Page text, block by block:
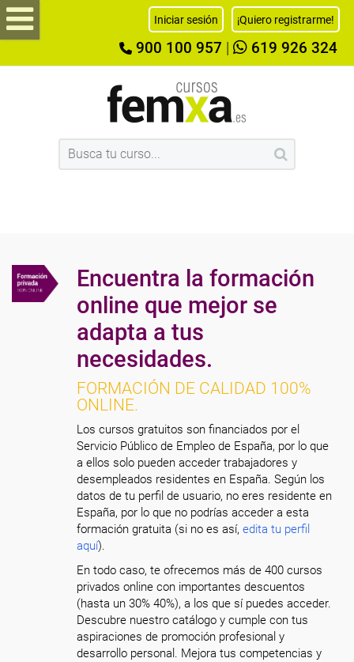
Iniciar sesión ¡Quiero registrarme!
900 100 957 619 926 324
Encuentra la formación
online que mejor se
adapta a tus
necesidades.
FORMACIÓN DE CALIDAD 100%
ONLINE.
Los cursos gratuitos son financiados por el
Servicio Público de Empleo de España, por lo que
a ellos solo pueden acceder trabajadores y
desempleados residentes en España. Según los
datos de tu perfil de usuario, no eres residente en
España, por lo que no podrías acceder a esta
formación gratuita (si no es así,edita tu perfil
aquí).
En todo caso, te ofrecemos más de 400 cursos
privados online con importantes descuentos
(hasta un 30% 40%), a los que sí puedes acceder.
Descubre nuestro catálogo y cumple con tus
aspiraciones de promoción profesional y
desarrollo personal. Mejora tus competencias y